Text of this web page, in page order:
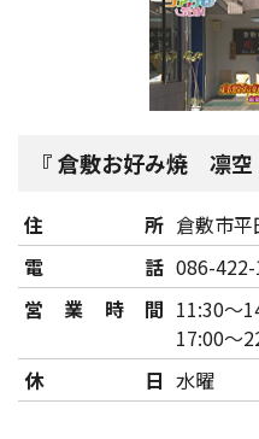
倉敷お好み焼 凛空
住所 倉敷市
電話 086-
営業時間 11:30～
17:00～
休日 水曜